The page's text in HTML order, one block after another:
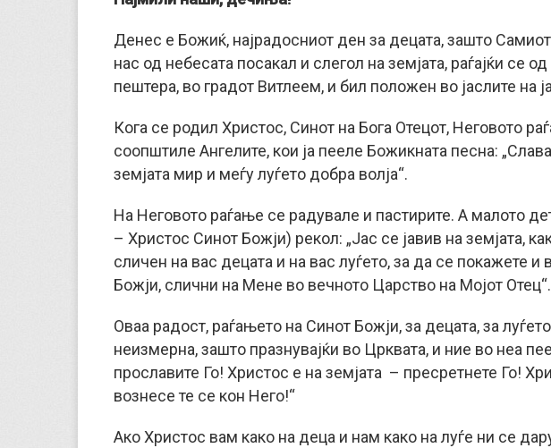
Денес е Божиќ, најрадосниот ден за децата, зашто
нас од небесата посакал и слегол на земјата, раѓајќи се
пештера, во градот Витлеем, и бил положен во јаслите на
Кога се родил Христос, Синот на Бога Отецот, Неговото
соопштиле Ангелите, кои ја пееле Божикната песна:
земјата мир и меѓу луѓето добра волја“.
На Неговото раѓање се радувале и пастирите. А малото
– Христос Синот Божји) рекол: „Јас се јавив на земјата,
сличен на вас децата и на вас луѓето, за да се покажете и
Божји, слични на Мене во вечното Царство на Мојот Отец“.
Оваа радост, раѓањето на Синот Божји, за децата, за
неизмерна, зашто празнувајќи во Црквата, и ние во неа
прославите Го! Христос е на земјата – пресретнете Го!
вознесе те се кон Него!“
Ако Христос вам како на деца и нам како на луѓе ни се